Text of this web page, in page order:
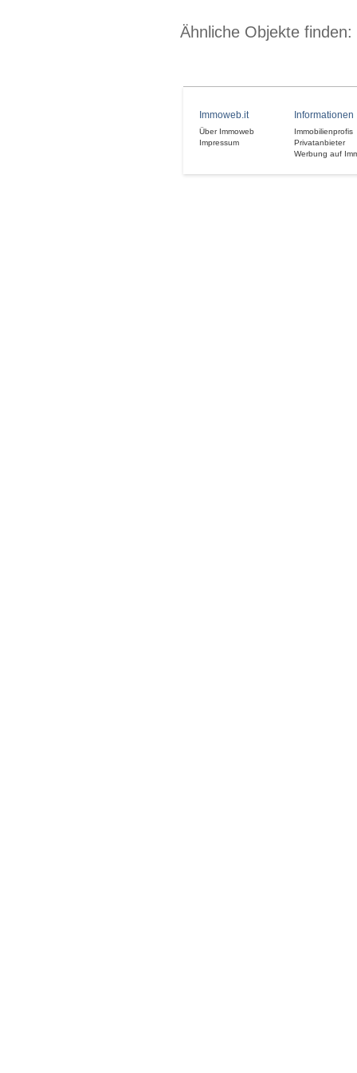
Ähnliche Objekte finden:
Immoweb.it
Über Immoweb
Impressum
Informationen
Immobilienprofis
Privatanbieter
Werbung auf